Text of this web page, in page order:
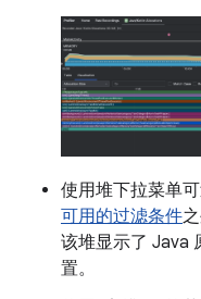
使用堆下拉菜单
可用的过滤条件
该堆显示了 Java
置。